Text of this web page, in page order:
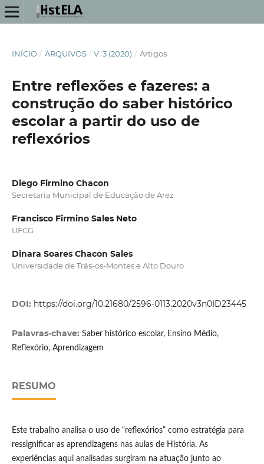
INÍCIO / ARQUIVOS / V. 3 (2020) / Artigos
Entre reflexões e fazeres: a
construção do saber histórico
escolar a partir do uso de
reflexórios
Diego Firmino Chacon
Secretaria Municipal de Educação de Arez
Francisco Firmino Sales Neto
UFCG
Dinara Soares Chacon Sales
Universidade de Trás-os-Montes e Alto Douro
DOI: https://doi.org/10.21680/2596-0113.2020v3n0ID23445
Palavras-chave: Saber histórico escolar, Ensino Médio,
Reflexório, Aprendizagem
RESUMO
Este trabalho analisa o uso de “reflexórios” como estratégia para
ressignificar as aprendizagens nas aulas de História. As
experiências aqui analisadas surgiram na atuação junto ao